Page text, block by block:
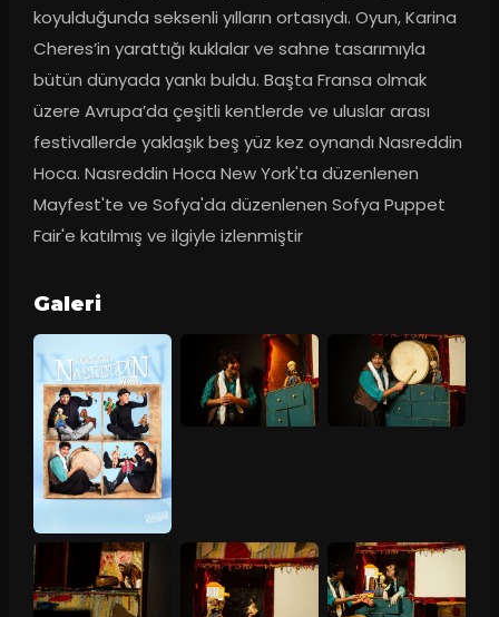
koyulduğunda seksenli yılların ortasıydı. Oyun, Karina
Cheres’in yarattığı kuklalar ve sahne tasarımıyla
bütün dünyada yankı buldu. Başta Fransa olmak
üzere Avrupa’da çeşitli kentlerde ve uluslar arası
festivallerde yaklaşık beş yüz kez oynandı Nasreddin
Hoca. Nasreddin Hoca New York'ta düzenlenen
Mayfest'te ve Sofya'da düzenlenen Sofya Puppet
Fair'e katılmış ve ilgiyle izlenmiştir
Galeri